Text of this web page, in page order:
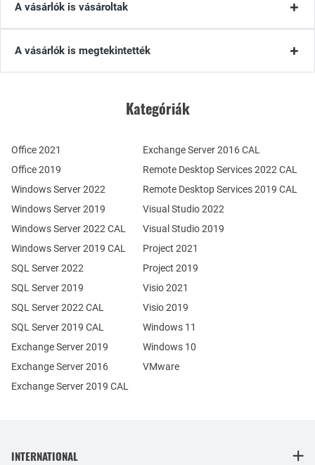
A vásárlók is vásároltak
A vásárlók is megtekintették
Kategóriák
Office 2021
Office 2019
Windows Server 2022
Windows Server 2019
Exchange Server 2019
Exchange Server 2016
SQL Server 2022
SQL Server 2019
Windows Server 2022 CAL
Windows Server 2019 CAL
SQL Server 2022 CAL
SQL Server 2019 CAL
Remote Desktop Services 2022 CAL
Remote Desktop Services 2019 CAL
Exchange Server 2019 CAL
Exchange Server 2016 CAL
Visual Studio 2022
Visual Studio 2019
Project 2021
Project 2019
Visio 2021
Visio 2019
Windows 11
Windows 10
VMware
INTERNATIONAL